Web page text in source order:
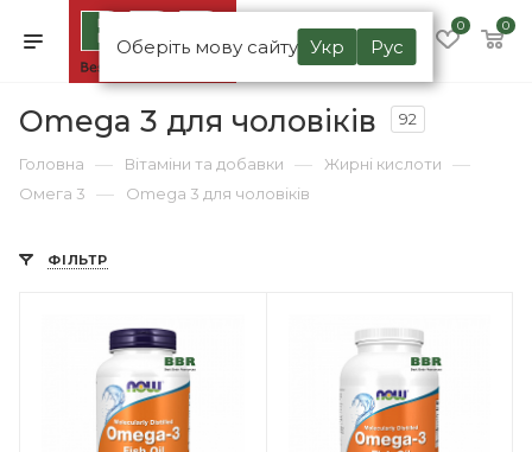
Оберіть мову сайту Укр Рус
0 0
Omega 3 для чоловіків 92
Головна — Вітаміни та добавки — Жирні кислоти —
Омега 3 — Omega 3 для чоловіків
ФІЛЬТР